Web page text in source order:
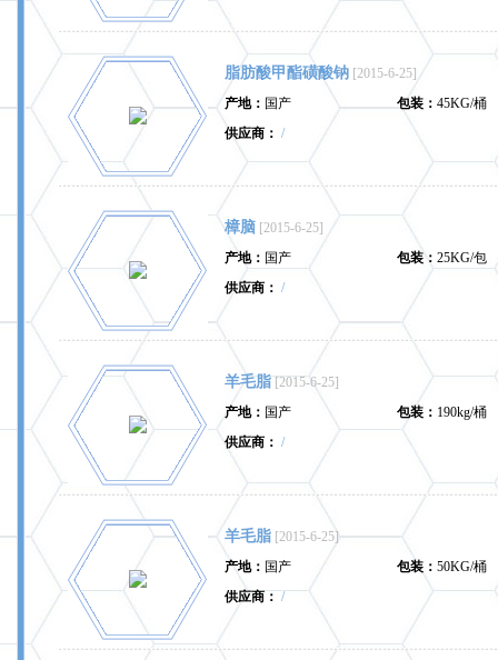
脂肪酸甲酯磺酸钠 [2015-6-25]
产地： 国产 包装： 45KG/桶
供应商： /
樟脑 [2015-6-25]
产地： 国产 包装： 25KG/包
供应商： /
羊毛脂 [2015-6-25]
产地： 国产 包装： 190kg/桶
供应商： /
羊毛脂 [2015-6-25]
产地： 国产 包装： 50KG/桶
供应商： /